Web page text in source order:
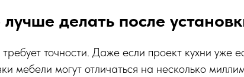
делать после
точности. Даже если проект кухни уже
мебели могут отличаться на несколько